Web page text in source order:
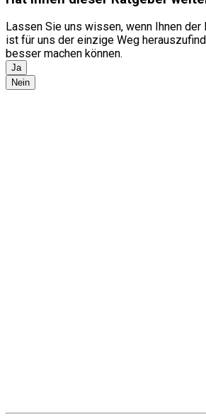
Lassen Sie uns wissen, wenn Ihnen
ist für uns der einzige Weg
besser machen können.
Ja
Nein